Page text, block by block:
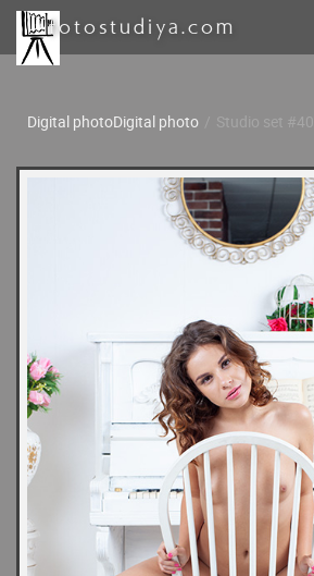
fotostudiya.com
Digital photoDigital photo Studio set #40